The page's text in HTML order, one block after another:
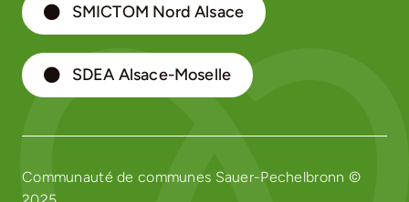
SMICTOM Nord Alsace
SDEA Alsace-Moselle
Communauté de communes Sauer-Pechelbronn ©